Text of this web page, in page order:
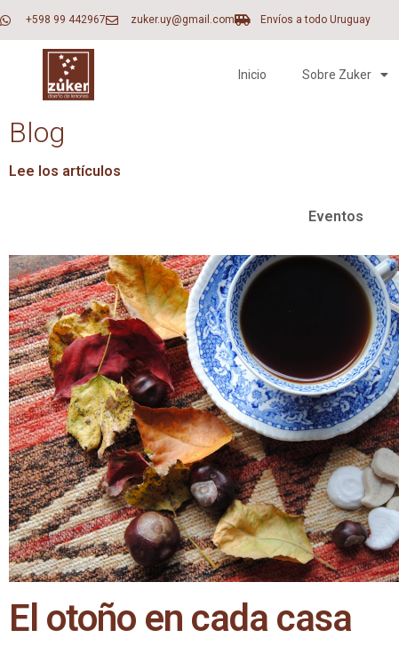
+598 99 442967 zuker.uy@gmail.com Envíos a todo Uruguay
Inicio Sobre Zuker
Blog
Lee los artículos
Eventos
El otoño en cada casa